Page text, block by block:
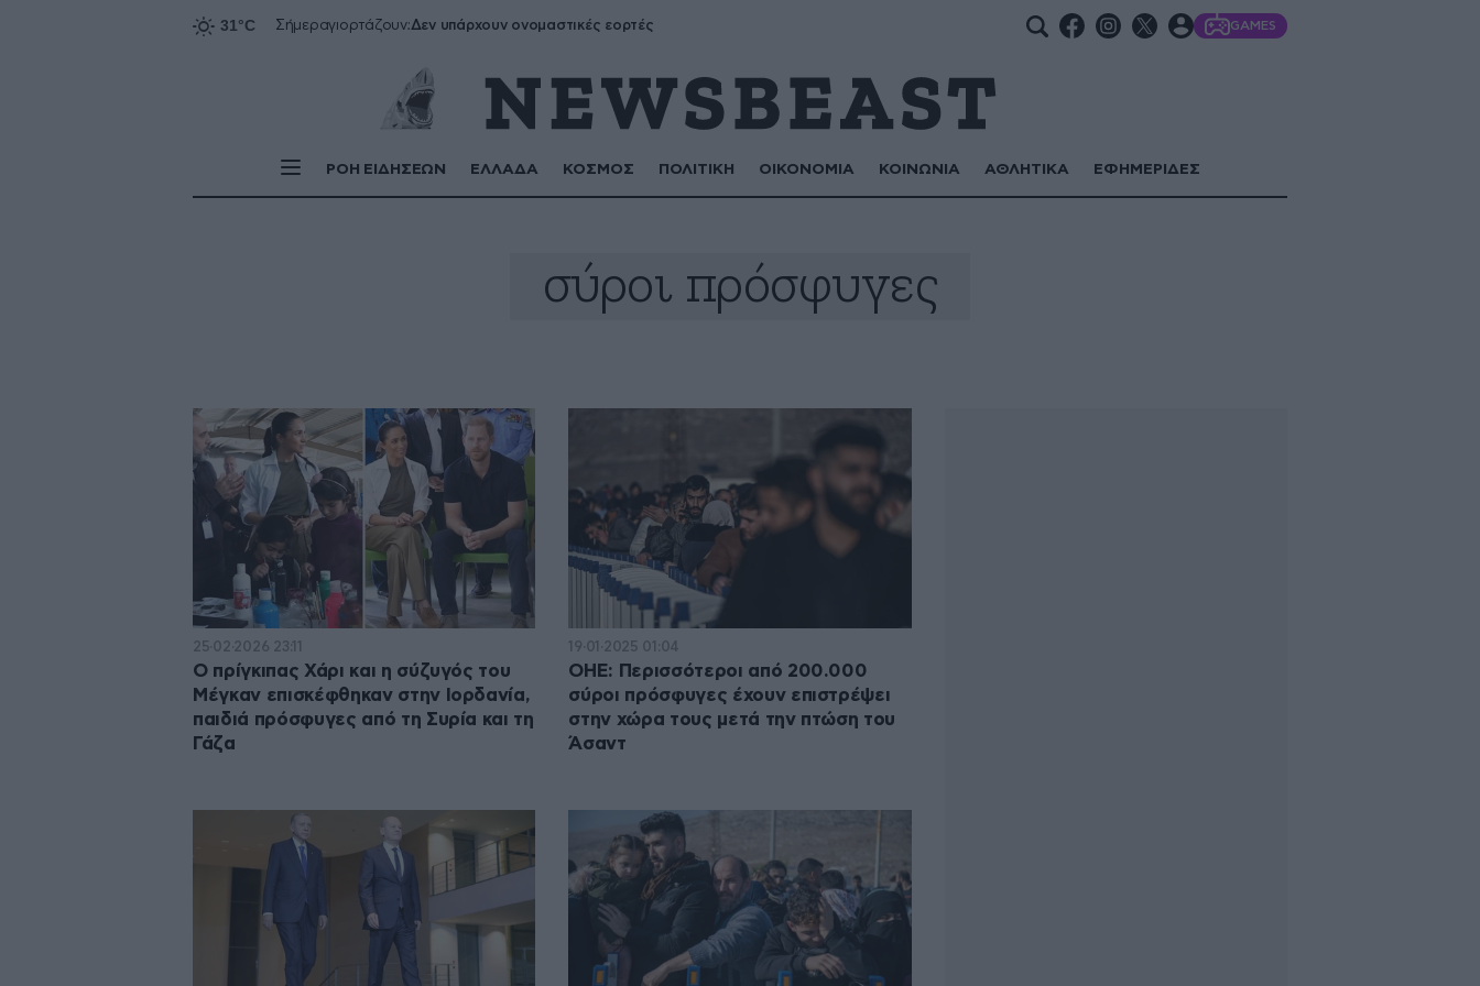
Σήμεραγιορτάζουν:Δεν υπάρχουν ονομαστικές εορτές GAMES
ΡΟΗ ΕΙΔΗΣΕΩΝ ΕΛΛΑΔΑ ΚΟΣΜΟΣ ΠΟΛΙΤΙΚΗ ΟΙΚΟΝΟΜΙΑ ΚΟΙΝΩΝΙΑ ΑΘΛΗΤΙΚΑ ΕΦΗΜΕΡΙΔΕΣ
σύροι πρόσφυγες
25·02·2026 23:11
Ο πρίγκιπας Χάρι και η σύζυγός του
Μέγκαν επισκέφθηκαν στην Ιορδανία,
παιδιά πρόσφυγες από τη Συρία και τη
Γάζα
19·01·2025 01:04
ΟΗΕ: Περισσότεροι από 200.000
σύροι πρόσφυγες έχουν επιστρέψει
στην χώρα τους μετά την πτώση του
Άσαντ